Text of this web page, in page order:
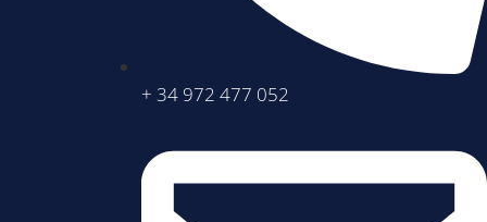
+ 34 972 477 052